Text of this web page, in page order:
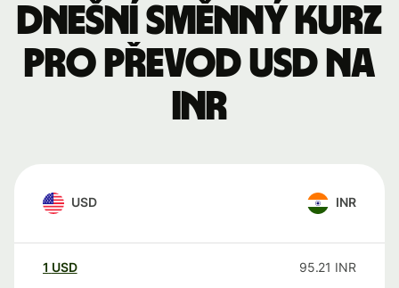
Dnešní směnný kurz
pro převod USD na
INR
USD INR
1 USD 95.21 INR